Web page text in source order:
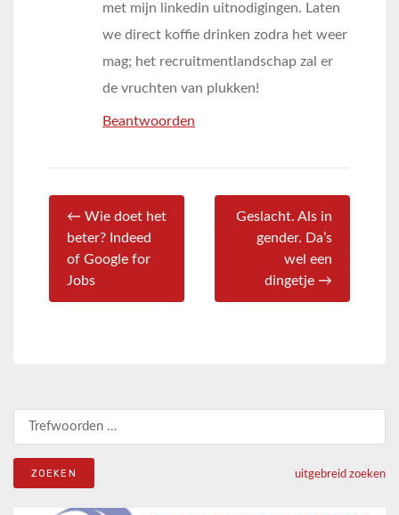
met mijn linkedin uitnodigingen. Laten
we direct koffie drinken zodra het weer
mag; het recruitmentlandschap zal er
de vruchten van plukken!
Beantwoorden
← Wie doet het
beter? Indeed
of Google for
Jobs
Geslacht. Als in
gender. Da’s
wel een
dingetje →
Zoeken naar:
uitgebreid zoeken